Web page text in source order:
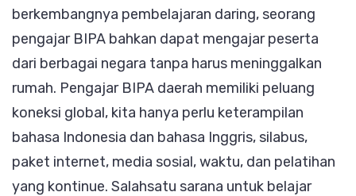
berkembangnya pembelajaran daring, seorang
pengajar BIPA bahkan dapat mengajar peserta
dari berbagai negara tanpa harus meninggalkan
rumah. Pengajar BIPA daerah memiliki peluang
koneksi global, kita hanya perlu keterampilan
bahasa Indonesia dan bahasa Inggris, silabus,
paket internet, media sosial, waktu, dan pelatihan
yang kontinue. Salahsatu sarana untuk belajar